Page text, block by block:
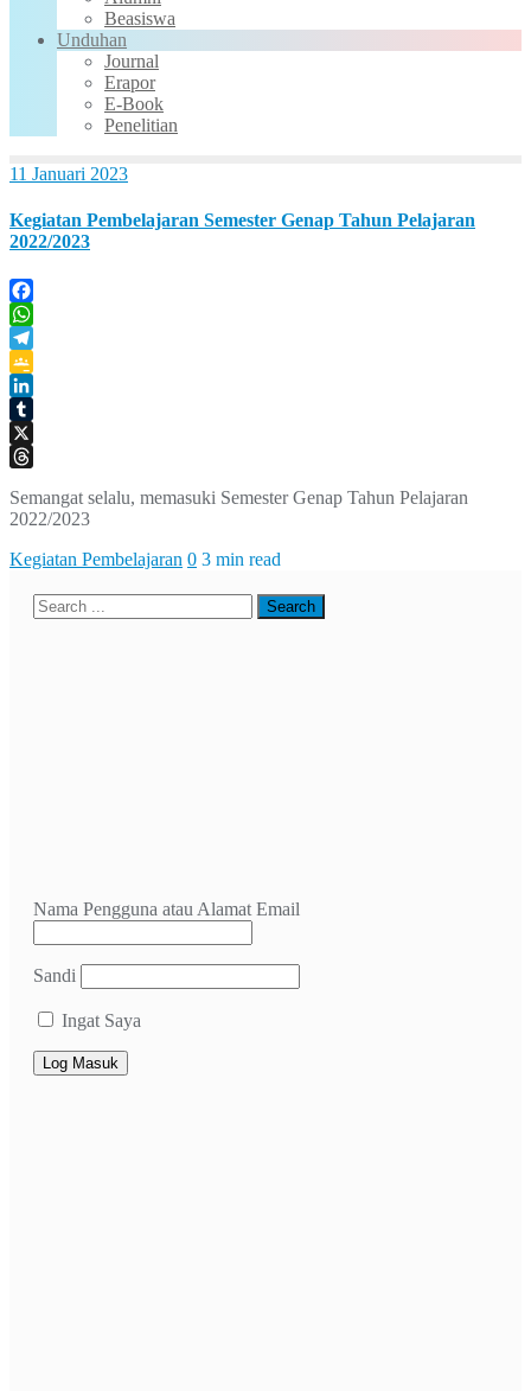
Beasiswa
Unduhan
Journal
Erapor
E-Book
Penelitian
11 Januari 2023
Kegiatan Pembelajaran Semester Genap Tahun Pelajaran
2022/2023
Facebook
WhatsApp
Telegram
Google
Classroom
LinkedIn
Tumblr
X
Semangat selalu, memasuki Semester Genap Tahun Pelajaran
2022/2023
Kegiatan Pembelajaran 0 3 min read
Nama Pengguna atau Alamat Email
Sandi
Ingat Saya